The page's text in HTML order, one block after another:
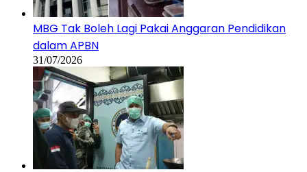
MBG Tak Boleh Lagi Pakai Anggaran Pendidikan
dalam APBN
31/07/2026